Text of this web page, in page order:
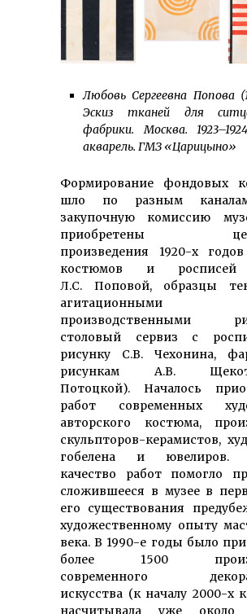
Любовь Сергеевна Попова
Эскиз тканей для
фабрики. Москва.
акварель. ГМЗ «Царицыно»
Формирование фондовых
шло по разным
закупочную комиссию
приобретены
произведения 1920-х
костюмов и росписей
Л.С. Поповой, образцы
производственными
столовый сервиз с
рисунку С.В. Чехонина,
рисункам А.В.
Потоцкой). Началось
работ современных
авторского костюма,
скульпторов-керамистов,
гобелена и ювелиров.
качество работ помогло
сложившееся в музее в
его существования
художественному опыту
века. В 1990-е годы было
более 1500
современного
искусства (к началу 2000-х
насчитывала уже